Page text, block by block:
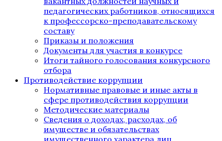
педагогических работников, относящихся
к профессорско-преподавательскому
составу
Приказы и положения
Документы для участия в конкурсе
Итоги тайного голосования конкурсного
отбора
Противодействие коррупции
Нормативные правовые и иные акты в
сфере противодействия коррупции
Методические материалы
Сведения о доходах, расходах, об
имуществе и обязательствах
имущественного характера лиц,